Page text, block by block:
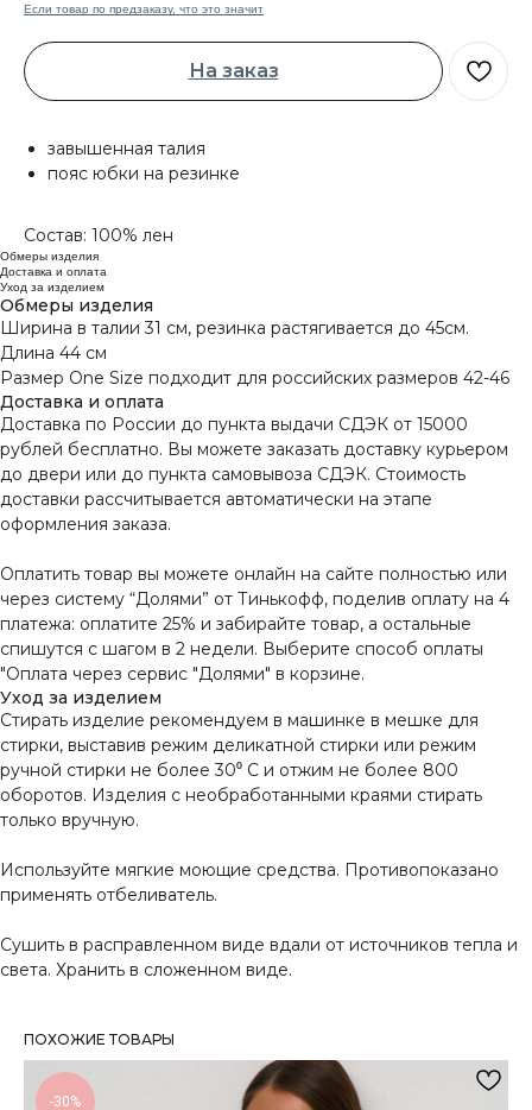
Если товар по предзаказу, что это значит
На заказ
завышенная талия
пояс юбки на резинке
Состав: 100% лен
Обмеры изделия
Доставка и оплата
Уход за изделием
Обмеры изделия
Ширина в талии 31 см, резинка растягивается до 45см.
Длина 44 см
Размер One Size подходит для российских размеров 42-46
Доставка и оплата
Доставка по России до пункта выдачи СДЭК от 15000
рублей бесплатно. Вы можете заказать доставку курьером
до двери или до пункта самовывоза СДЭК. Стоимость
доставки рассчитывается автоматически на этапе
оформления заказа.
Оплатить товар вы можете онлайн на сайте полностью или
через систему “Долями” от Тинькофф, поделив оплату на 4
платежа: оплатите 25% и забирайте товар, а остальные
спишутся с шагом в 2 недели. Выберите способ оплаты
"Оплата через сервис "Долями" в корзине.
Уход за изделием
Стирать изделие рекомендуем в машинке в мешке для
стирки, выставив режим деликатной стирки или режим
ручной стирки не более 30⁰ С и отжим не более 800
оборотов. Изделия с необработанными краями стирать
только вручную.
Используйте мягкие моющие средства. Противопоказано
применять отбеливатель.
Сушить в расправленном виде вдали от источников тепла и
света. Хранить в сложенном виде.
ПОХОЖИЕ ТОВАРЫ
-30%